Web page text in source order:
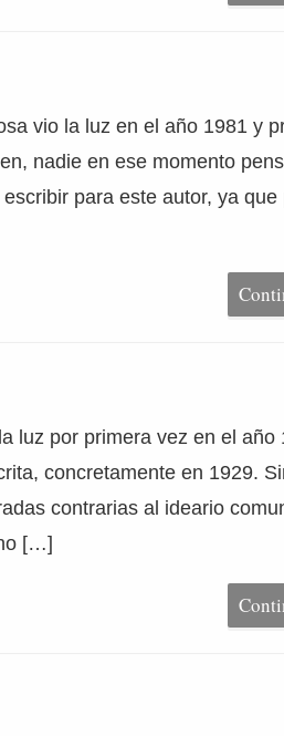
vio la luz en el año 1981 y
nadie en ese momento
para este autor, ya que
luz por primera vez en el año
concretamente en 1929.
contrarias al ideario
[…]